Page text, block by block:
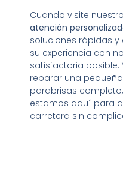
Cuando visite
atención
soluciones rápidas
su experiencia con
satisfactoria posible.
reparar una
parabrisas
estamos aquí para
carretera sin